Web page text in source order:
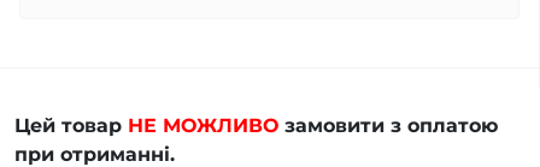
Цей товар НЕ МОЖЛИВО замовити з оплатою
при отриманні.